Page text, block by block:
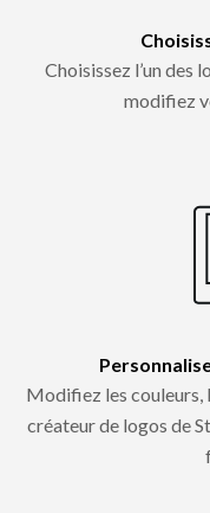
Choisissez l’un des
modifiez
Modifiez les couleurs,
créateur de logos de